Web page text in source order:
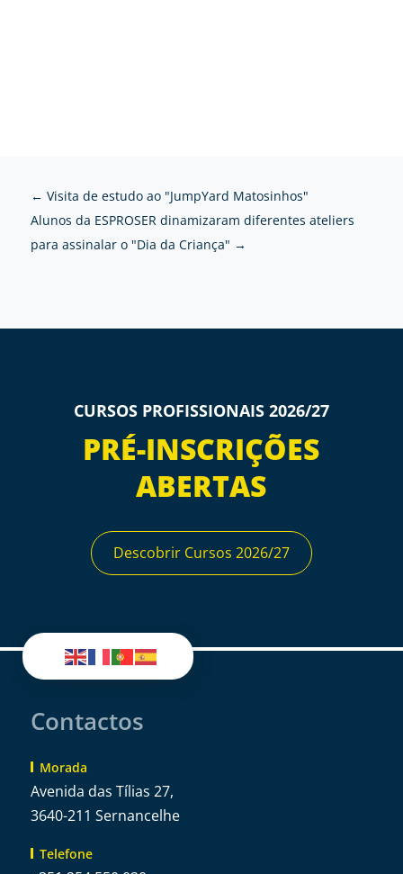
← Visita de estudo ao "JumpYard Matosinhos"
Alunos da ESPROSER dinamizaram diferentes ateliers
para assinalar o "Dia da Criança" →
CURSOS PROFISSIONAIS 2026/27
PRÉ-INSCRIÇÕES
ABERTAS
Descobrir Cursos 2026/27
Contactos
Morada
Avenida das Tílias 27,
3640-211 Sernancelhe
Telefone